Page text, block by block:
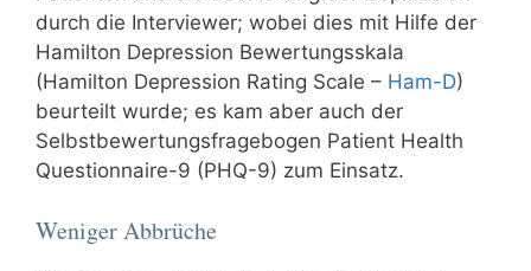
durch die Interviewer; wobei dies mit Hilfe der
Hamilton Depression Bewertungsskala
(Hamilton Depression Rating Scale – Ham-D)
beurteilt wurde; es kam aber auch der
Selbstbewertungsfragebogen Patient Health
Questionnaire-9 (PHQ-9) zum Einsatz.
Weniger Abbrüche